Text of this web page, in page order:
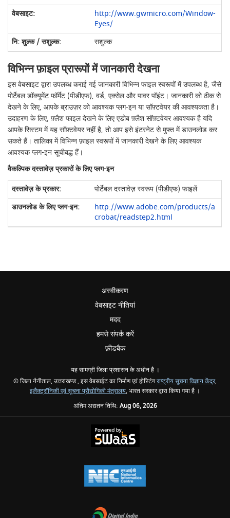
http://www.gwmicro.com/Window-
Eyes/
सशुल्क
विभिन्न फ़ाइल प्रारूपों में जानकारी देखना
इस वेबसाइट द्वारा उपलब्ध कराई गई जानकारी विभिन्न फाइल स्वरूपों में उपलब्ध है, जैसे
पोर्टेबल डॉक्यूमेंट फॉर्मेट (पीडीएफ), वर्ड, एक्सेल और पावर पॉइंट। जानकारी को ठीक से
देखने के लिए, आपके ब्राउज़र को आवश्यक प्लग-इन या सॉफ़्टवेयर की आवश्यकता है।
उदाहरण के लिए, फ़्लैश फाइल देखने के लिए एडोब फ़्लैश सॉफ़्टवेयर आवश्यक है यदि
आपके सिस्टम में यह सॉफ़्टवेयर नहीं है, तो आप इसे इंटरनेट से मुफ्त में डाउनलोड कर
सकते हैं। तालिका में विभिन्न फ़ाइल स्वरूपों में जानकारी देखने के लिए आवश्यक
आवश्यक प्लग-इन सूचीबद्ध हैं।
वैकल्पिक दस्तावेज़ प्रकारों के लिए प्लग-इन
पोर्टेबल दस्तावेज़ स्वरूप (पीडीएफ) फाइलें
http://www.adobe.com/products/a
crobat/readstep2.html
अस्वीकरण
वेबसाइट नीतियां
मदद
हमसे संपर्क करें
फ़ीडबैक
यह सामग्री जिला प्रशासन के अधीन है ।
© जिला नैनीताल, उत्तराखण्ड , इस वेबसाईट का निर्माण एवं होस्टिंगराष्ट्रीय सूचना विज्ञान केंद्र,
इलैक्ट्रॉनिकी एवं सूचना प्रौद्योगिकी मंत्रालय, भारत सरकार द्वारा किया गया है ।
अंतिम अद्यतन तिथि: Aug 06, 2026